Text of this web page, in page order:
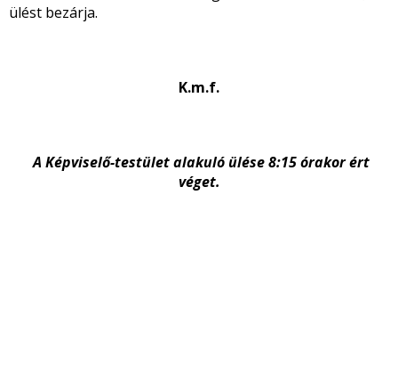
ülést bezárja.
K.m.f.
A Képviselő-testület alakuló ülése 8:15 órakor ért
véget.